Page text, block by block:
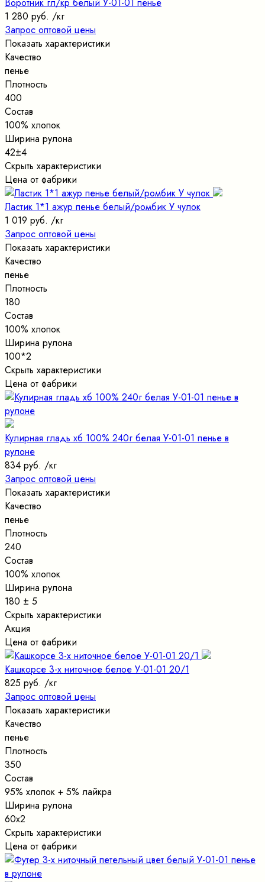
1 280 руб. /кг
Запрос оптовой цены
Показать характеристики
Качество
пенье
Плотность
400
Состав
100% хлопок
Ширина рулона
42±4
Скрыть характеристики
Цена от фабрики
Ластик 1*1 ажур пенье белый/ромбик У чулок
1 019 руб. /кг
Запрос оптовой цены
Показать характеристики
Качество
пенье
Плотность
180
Состав
100% хлопок
Ширина рулона
100*2
Скрыть характеристики
Цена от фабрики
Кулирная гладь хб 100% 240г белая У-01-01 пенье в
рулоне
834 руб. /кг
Запрос оптовой цены
Показать характеристики
Качество
пенье
Плотность
240
Состав
100% хлопок
Ширина рулона
180 ± 5
Скрыть характеристики
Акция
Цена от фабрики
Кашкорсе 3-х ниточное белое У-01-01 20/1
825 руб. /кг
Запрос оптовой цены
Показать характеристики
Качество
пенье
Плотность
350
Состав
95% хлопок + 5% лайкра
Ширина рулона
60х2
Скрыть характеристики
Цена от фабрики